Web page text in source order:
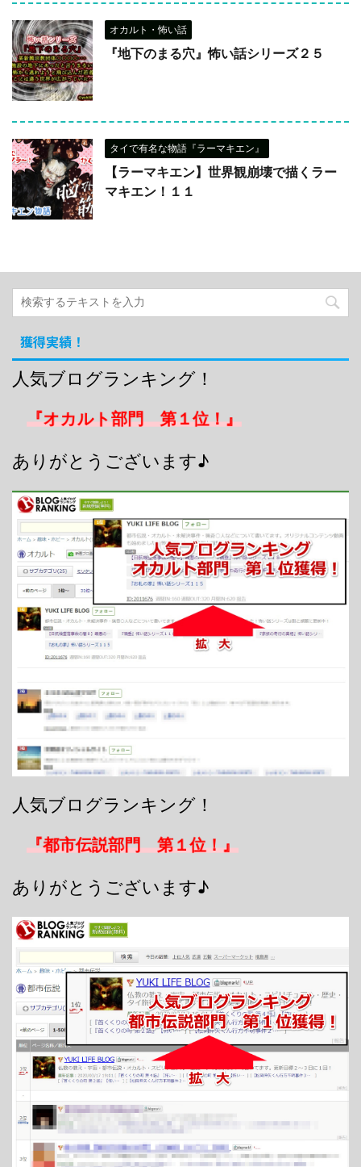
オカルト・怖い話
『地下のまる穴』怖い話シリーズ２５
タイで有名な物語『ラーマキエン』
【ラーマキエン】世界観崩壊で描くラー
マキエン！１１
獲得実績！
人気ブログランキング！
『オカルト部門 第１位！』
ありがとうございます♪
人気ブログランキング！
『都市伝説部門 第１位！』
ありがとうございます♪